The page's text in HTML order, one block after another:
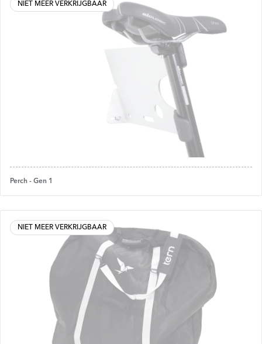
NIET MEER VERKRIJGBAAR
Perch - Gen 1
NIET MEER VERKRIJGBAAR